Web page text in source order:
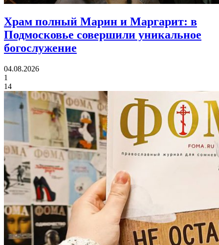
Храм полный Марин и Маргарит: в
Подмосковье совершили уникальное
богослужение
04.08.2026
1
14